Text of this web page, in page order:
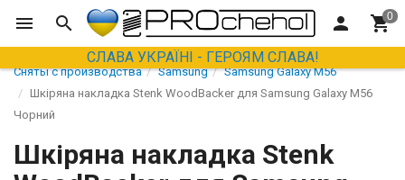
СЛАВА УКРАЇНІ - ГЕРОЯМ СЛАВА!
Сняты с производства Samsung
Samsung Galaxy M56
Шкіряна накладка Stenk WoodBacker для Samsung Galaxy M56
Чорний
Шкіряна накладка Stenk